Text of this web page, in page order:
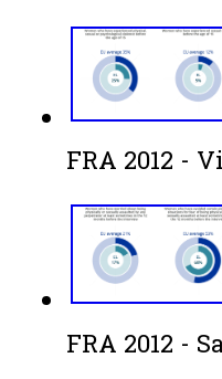
FRA 2012 -
FRA 2012 -